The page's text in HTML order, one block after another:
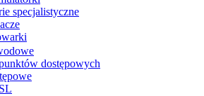
specjalistyczne
dostępowych